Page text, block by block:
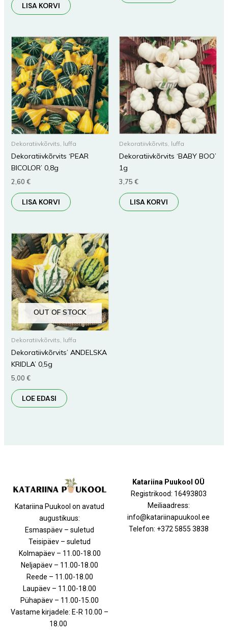
LISA KORVI
Dekoratiivkõrvits, luffa
Dekoratiivkõrvits ‘PEAR
BICOLOR’ 0,8g
2,60 €
LISA KORVI
Dekoratiivkõrvits, luffa
Dekoratiivkõrvits ‘BABY BOO’
1g
3,75 €
LISA KORVI
OUT OF STOCK
Dekoratiivkõrvits, luffa
Dekoratiivkõrvits’ ANDELSKA
KRIDLA’ 0,5g
5,00 €
LOE EDASI
Katariina Puukool on avatud
augustikuus:
Esmaspäev – suletud
Teisipäev – suletud
Kolmapäev – 11.00-18.00
Neljapäev – 11.00-18.00
Reede – 11.00-18.00
Laupäev – 11.00-18.00
Pühapäev – 11.00-15.00
Vastame kirjadele: E-R 10.00 –
18.00
Katariina Puukool OÜ
Registrikood: 16493803
Meiliaadress:
info@katariinapuukool.ee
Telefon: +372 5855 3838